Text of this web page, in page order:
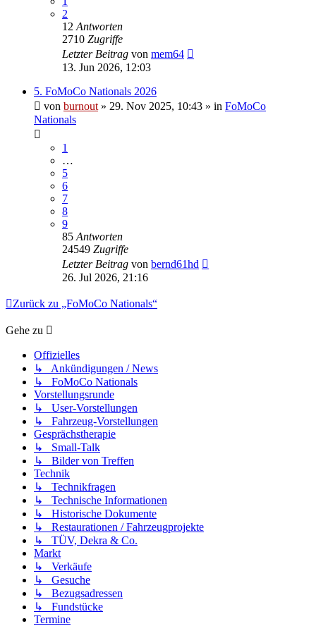
2
12 Antworten
2710 Zugriffe
Letzter Beitrag von mem64
13. Jun 2026, 12:03
5. FoMoCo Nationals 2026
von burnout » 29. Nov 2025, 10:43 » in FoMoCo
Nationals
1
…
5
6
7
8
9
85 Antworten
24549 Zugriffe
Letzter Beitrag von bernd61hd
26. Jul 2026, 21:16
Zurück zu „FoMoCo Nationals“
Gehe zu
Offizielles
↳ Ankündigungen / News
↳ FoMoCo Nationals
Vorstellungsrunde
↳ User-Vorstellungen
↳ Fahrzeug-Vorstellungen
Gesprächstherapie
↳ Small-Talk
↳ Bilder von Treffen
Technik
↳ Technikfragen
↳ Technische Informationen
↳ Historische Dokumente
↳ Restaurationen / Fahrzeugprojekte
↳ TÜV, Dekra & Co.
Markt
↳ Verkäufe
↳ Gesuche
↳ Bezugsadressen
↳ Fundstücke
Termine